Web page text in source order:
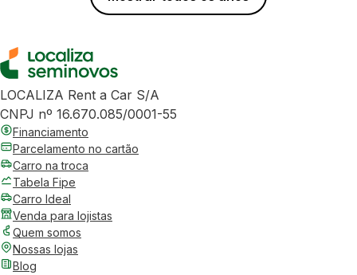
LOCALIZA Rent a Car S/A
CNPJ nº 16.670.085/0001-55
Financiamento
Parcelamento no cartão
Carro na troca
Tabela Fipe
Carro Ideal
Venda para lojistas
Quem somos
Nossas lojas
Blog